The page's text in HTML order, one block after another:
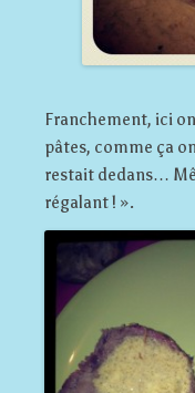
Franchement, ici
pâtes, comme ça
restait dedans…
régalant ! ».